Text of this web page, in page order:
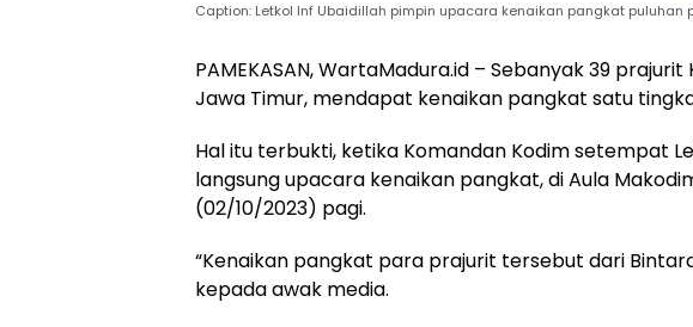
Caption: Letkol Inf Ubaidillah pimpin upacara kenaikan pangkat puluhan
PAMEKASAN, WartaMadura.id – Sebanyak 39
Jawa Timur, mendapat kenaikan pangkat satu
Hal itu terbukti, ketika Komandan Kodim setempat
langsung upacara kenaikan pangkat, di Aula
(02/10/2023) pagi.
“Kenaikan pangkat para prajurit tersebut dari
kepada awak media.